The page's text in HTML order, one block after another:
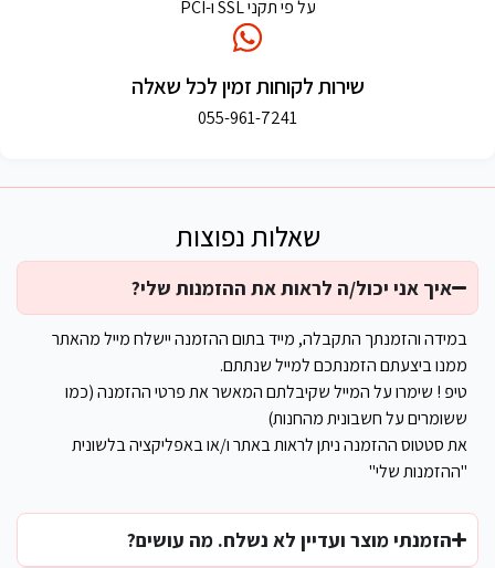
איך אני יכול/ה לראות את ההזמנות שלי?
במידה והזמנתך התקבלה, מייד בתום ההזמנה יישלח מייל מהאתר
ממנו ביצעתם הזמנתכם למייל שנתתם.
טיפ ! שימרו על המייל שקיבלתם המאשר את פרטי ההזמנה (כמו
ששומרים על חשבונית מהחנות)
את סטטוס ההזמנה ניתן לראות באתר ו/או באפליקציה בלשונית
"ההזמנות שלי"
הזמנתי מוצר ועדיין לא נשלח. מה עושים?
שאלות נפוצות
על פי תקני SSL ו-PCI
שירות לקוחות זמין לכל שאלה
055-961-7241